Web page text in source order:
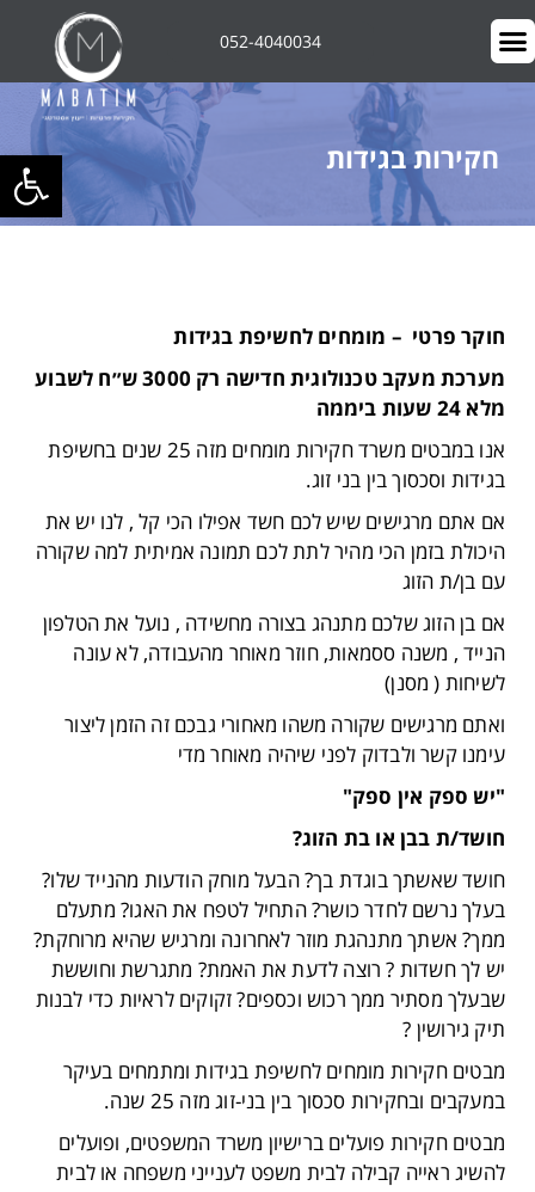
פתח
052-4040034
חקירות בגידות
חוקר פרטי – מומחים לחשיפת בגידות
מערכת מעקב טכנולוגית חדישה רק 3000 ש״ח לשבוע
מלא 24 שעות ביממה
אנו במבטים משרד חקירות מומחים מזה 25 שנים בחשיפת
בגידות וסכסוך בין בני זוג.
אם אתם מרגישים שיש לכם חשד אפילו הכי קל , לנו יש את
היכולת בזמן הכי מהיר לתת לכם תמונה אמיתית למה שקורה
עם בן/ת הזוג
אם בן הזוג שלכם מתנהג בצורה מחשידה , נועל את הטלפון
הנייד , משנה ססמאות, חוזר מאוחר מהעבודה, לא עונה
לשיחות ( מסנן)
ואתם מרגישים שקורה משהו מאחורי גבכם זה הזמן ליצור
עימנו קשר ולבדוק לפני שיהיה מאוחר מדי
"יש ספק אין ספק"
חושד/ת בבן או בת הזוג?
חושד שאשתך בוגדת בך? הבעל מוחק הודעות מהנייד שלו?
בעלך נרשם לחדר כושר? התחיל לטפח את האגו? מתעלם
ממך? אשתך מתנהגת מוזר לאחרונה ומרגיש שהיא מרוחקת?
יש לך חשדות ? רוצה לדעת את האמת? מתגרשת וחוששת
שבעלך מסתיר ממך רכוש וכספים? זקוקים לראיות כדי לבנות
תיק גירושין ?
מבטים חקירות מומחים לחשיפת בגידות ומתמחים בעיקר
במעקבים ובחקירות סכסוך בין בני-זוג מזה 25 שנה.
מבטים חקירות פועלים ברישיון משרד המשפטים, ופועלים
להשיג ראייה קבילה לבית משפט לענייני משפחה או לבית